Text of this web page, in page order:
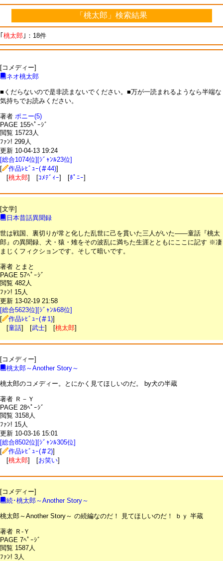
「桃太郎」検索結果
｢ 桃太郎 ｣：18件
[コメディー]
ネオ桃太郎
■くだらないので是非読まないでください。■万が一読まれるようなら半端な
気持ちでお読みください。
著者 ポニー(5)
PAGE 155ﾍﾟｰｼﾞ
閲覧 15723人
ﾌｧﾝ! 299人
更新 10-04-13 19:24
[総合1074位][ｼﾞｬﾝﾙ23位]
[
作品ﾚﾋﾞｭｰ(＃44)]
[桃太郎] [ｺﾒﾃﾞｨｰ] [ﾎﾟﾆｰ]
[文学]
日本昔話異聞録
世は戦国、裏切りが常と化した乱世に己を貫いた三人がいた――童話『桃太
郎』の異聞録、犬・猿・雉をその波乱に満ちた生涯とともにここに記す ※凄
まじくフィクションです。そして暗いです。
著者 とまと
PAGE 57ﾍﾟｰｼﾞ
閲覧 482人
ﾌｧﾝ! 15人
更新 13-02-19 21:58
[総合5623位][ｼﾞｬﾝﾙ68位]
[
作品ﾚﾋﾞｭｰ(＃1)]
[童話] [武士] [桃太郎]
[コメディー]
桃太郎～Another Story～
桃太郎のコメディー。とにかく見てほしいのだ。 by犬の半蔵
著者 Ｒ－Ｙ
PAGE 28ﾍﾟｰｼﾞ
閲覧 3158人
ﾌｧﾝ! 15人
更新 10-03-16 15:01
[総合8502位][ｼﾞｬﾝﾙ305位]
[
作品ﾚﾋﾞｭｰ(＃2)]
[桃太郎] [お笑い]
[コメディー]
続･桃太郎～Another Story～
桃太郎～Another Story～ の続編なのだ！ 見てほしいのだ！ ｂｙ 半蔵
著者 Ｒ-Ｙ
PAGE 7ﾍﾟｰｼﾞ
閲覧 1587人
ﾌｧﾝ! 3人